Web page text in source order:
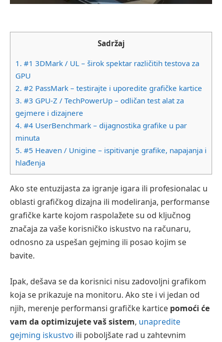
Sadržaj
1. #1 3DMark / UL – širok spektar različitih testova za
GPU
2. #2 PassMark – testirajte i uporedite grafičke kartice
3. #3 GPU-Z / TechPowerUp – odličan test alat za
gejmere i dizajnere
4. #4 UserBenchmark – dijagnostika grafike u par
minuta
5. #5 Heaven / Unigine – ispitivanje grafike, napajanja i
hlađenja
Ako ste entuzijasta za igranje igara ili profesionalac u
oblasti grafičkog dizajna ili modeliranja, performanse
grafičke karte kojom raspolažete su od ključnog
značaja za vaše korisničko iskustvo na računaru,
odnosno za uspešan gejming ili posao kojim se
bavite.
Ipak, dešava se da korisnici nisu zadovoljni grafikom
koja se prikazuje na monitoru. Ako ste i vi jedan od
njih, merenje performansi grafičke kartice pomoći će
vam da optimizujete vaš sistem, unapredite
gejming iskustvo ili poboljšate rad u zahtevnim